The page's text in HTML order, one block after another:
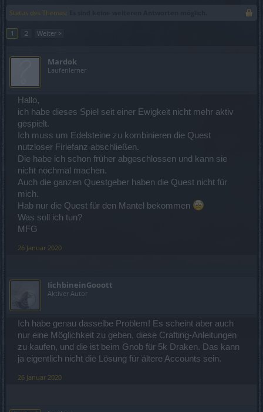
Status des Themas:
1 2 Weiter >
Mardok
Laufenlerner
Hallo,
ich habe dieses Spiel seit einer Ewigkeit nicht mehr aktiv
gespielt.
Ich muss um Edelsteine zu kombinieren die Quest
nutzloser Firlefanz abschließen.
Die habe ich schon früher abgeschlossen und kann sie
nicht nochmal machen.
Auch die ganzen Questgeber haben die Quest nicht für
mich.
Hab nur die Quest für den Mantel bekommen
Was soll ich tun?
MFG
26 Januar 2020
IichbineinGooott
Aktiver Autor
Ich habe genau dasselbe Problem! Es scheint aber auch
nur eine Möglichkeit zu geben, diese Crafting-Anleitungen
zu kaufen, und die ist beim Gnob für 5k Draken. Das kann
ja eigentlich nicht die Lösung für ältere Accounts sein.
26 Januar 2020